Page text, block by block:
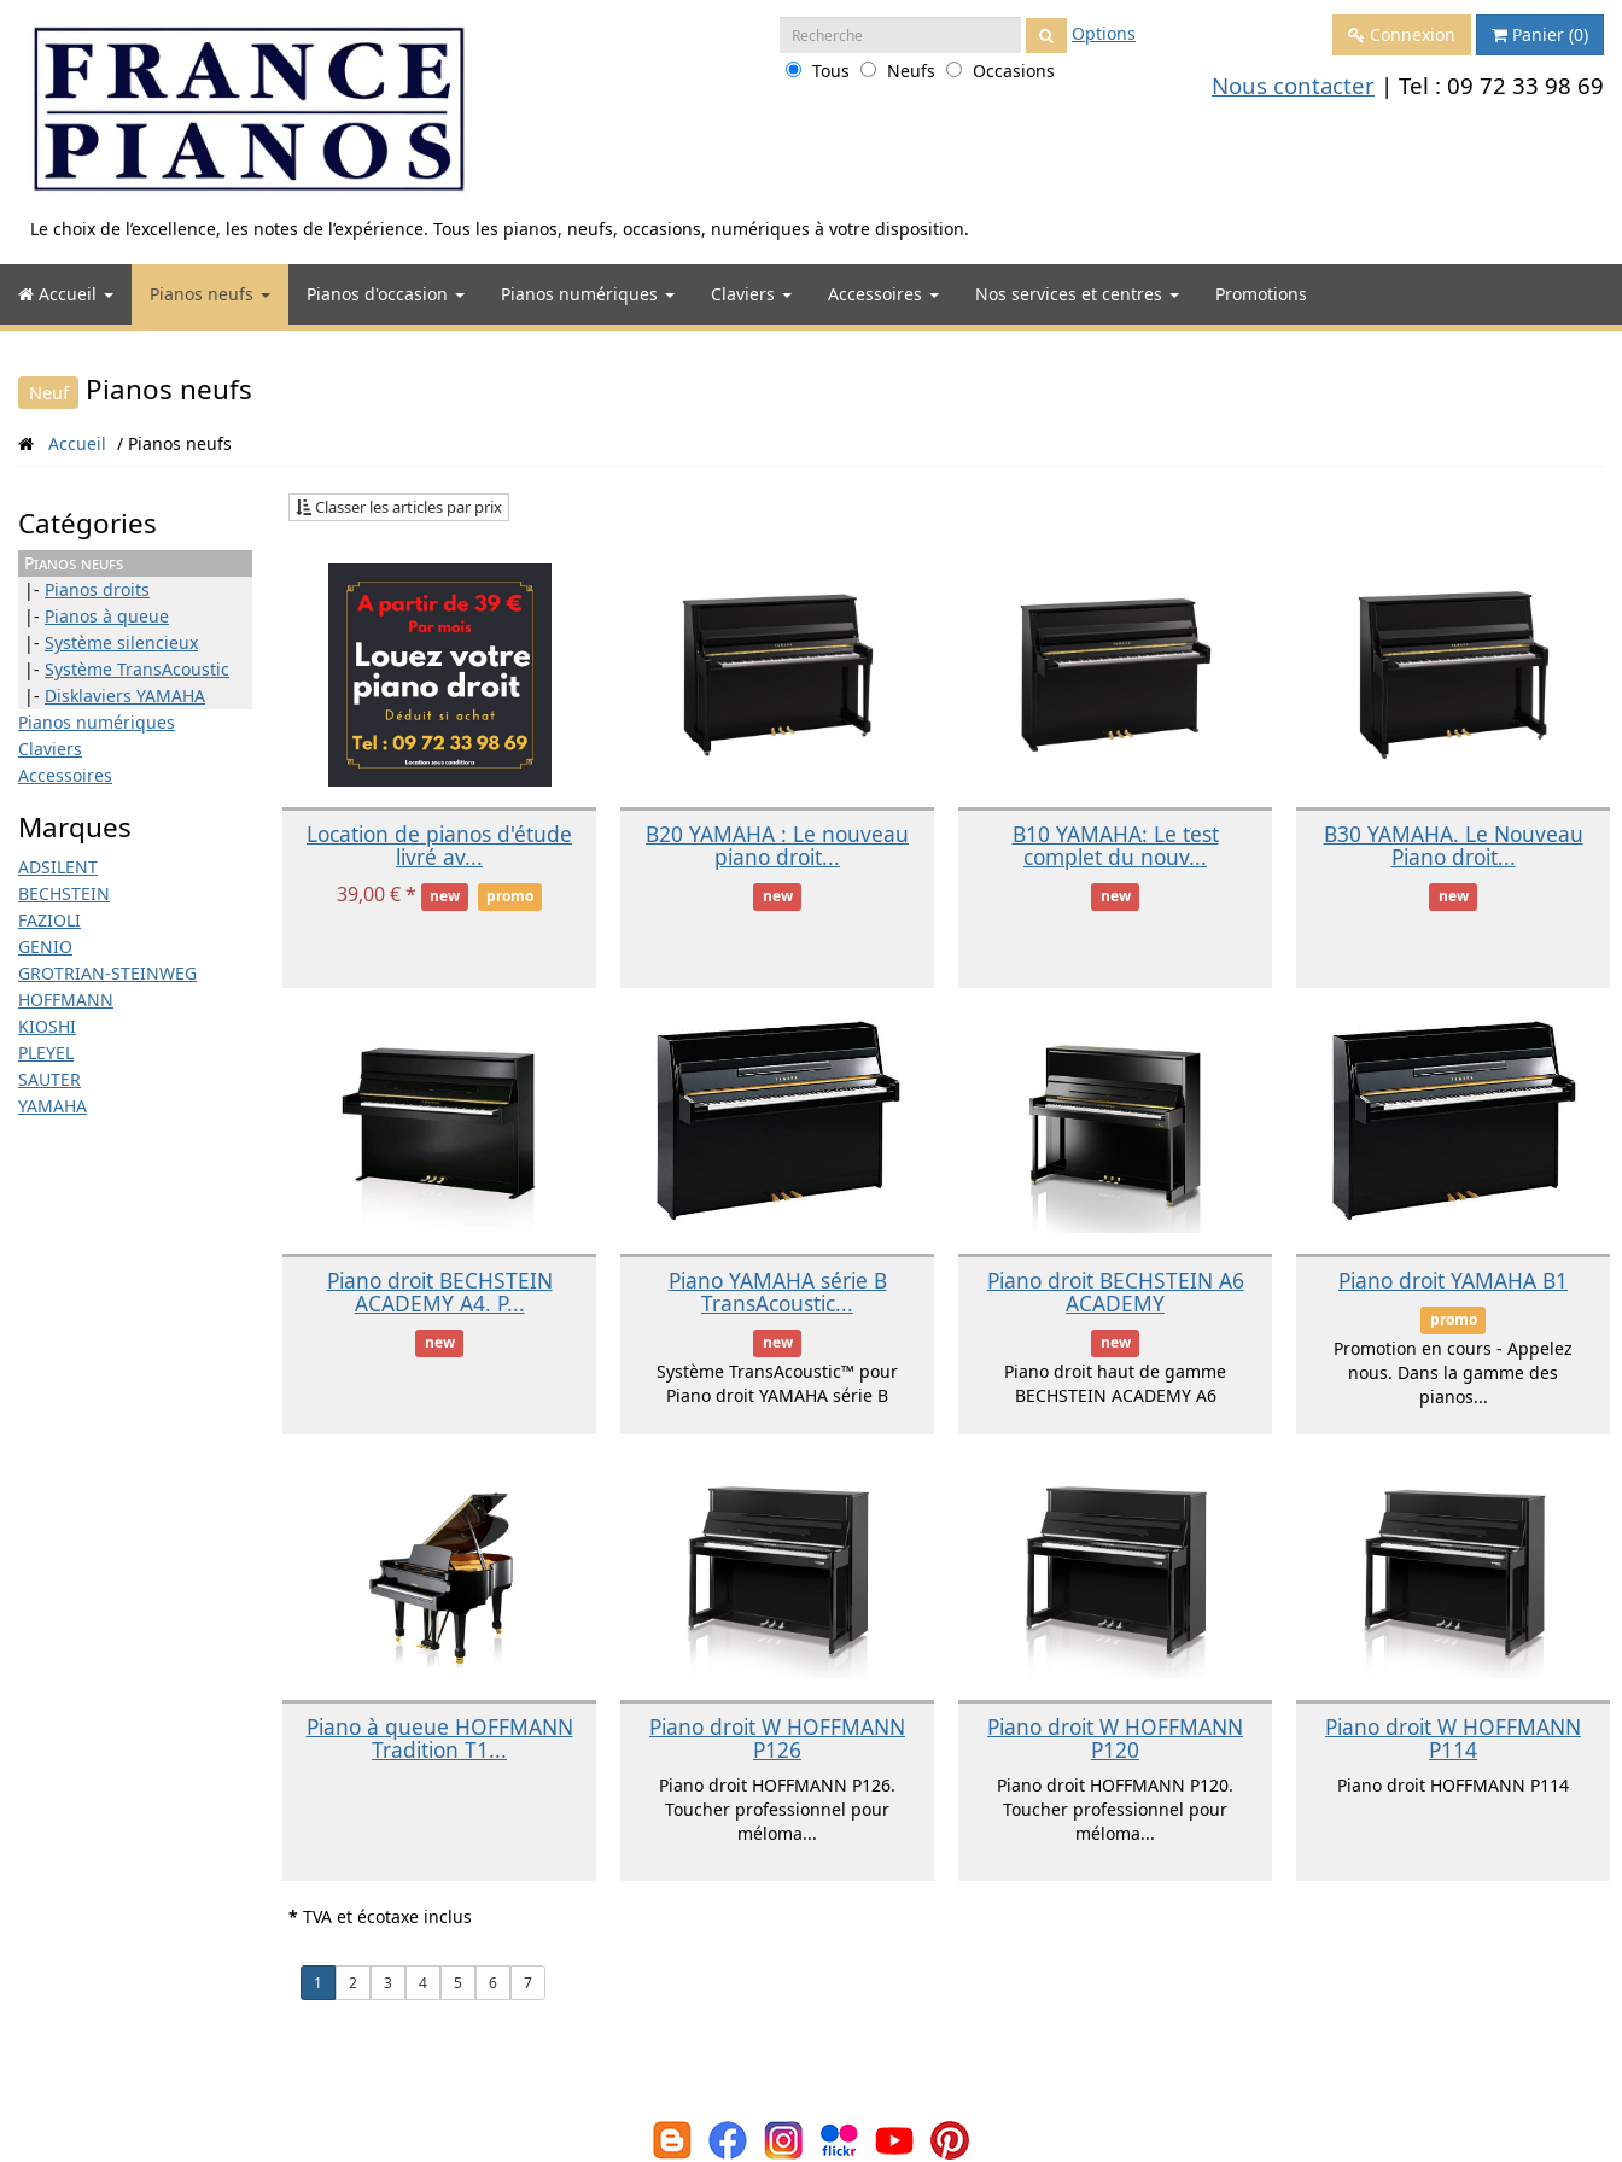
contenu
Le choix de l’excellence, les notes de l’expérience. Tous les pianos, neufs, occasions, numériques à votre disposition.
Recherche
:
Options
Tous
Neufs Occasions
Connexion Panier (0)
Nous contacter | Tel : 09 72 33 98 69
Accueil Pianos neufs Pianos d'occasion Pianos numériques Claviers Accessoires Nos services et centres Promotions
Neuf Pianos neufs
Accueil Pianos neufs
Catégories
Pianos neufs
|- Pianos droits
|- Pianos à queue
|- Système silencieux
|- Système TransAcoustic
|- Disklaviers YAMAHA
Pianos numériques
Claviers
Accessoires
Marques
ADSILENT
BECHSTEIN
FAZIOLI
GENIO
GROTRIAN-STEINWEG
HOFFMANN
KIOSHI
PLEYEL
SAUTER
YAMAHA
Classer les articles par prix
Location de pianos d'étude
livré av...
39,00 € * new promo
B20 YAMAHA : Le nouveau
piano droit...
new
B10 YAMAHA: Le test
complet du nouv...
new
B30 YAMAHA. Le Nouveau
Piano droit...
new
Piano droit BECHSTEIN
ACADEMY A4. P...
new
Piano YAMAHA série B
TransAcoustic...
new
Système TransAcoustic™ pour
Piano droit YAMAHA série B
Piano droit BECHSTEIN A6
ACADEMY
new
Piano droit haut de gamme
BECHSTEIN ACADEMY A6
Piano droit YAMAHA B1
promo
Promotion en cours - Appelez
nous. Dans la gamme des
pianos...
Piano à queue HOFFMANN
Tradition T1...
Piano droit W HOFFMANN
P126
Piano droit HOFFMANN P126.
Toucher professionnel pour
méloma...
Piano droit W HOFFMANN
P120
Piano droit HOFFMANN P120.
Toucher professionnel pour
méloma...
Piano droit W HOFFMANN
P114
Piano droit HOFFMANN P114
* TVA et écotaxe inclus
1 2 3 4 5 6 7